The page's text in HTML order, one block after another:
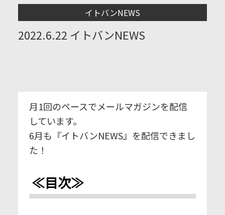
イトバンNEWS
2022.6.22 イトバンNEWS
月1回のペースでメールマガジンを配信
しています。
6月も『イトバンNEWS』を配信できまし
た！
≪目次≫